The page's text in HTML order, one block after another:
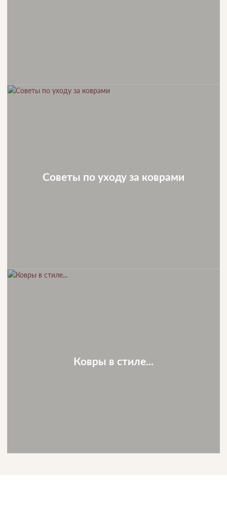
Советы по уходу за коврами
Ковры в стиле...